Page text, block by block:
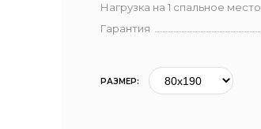
Нагрузка на 1 спальное место
Гарантия
РАЗМЕР: